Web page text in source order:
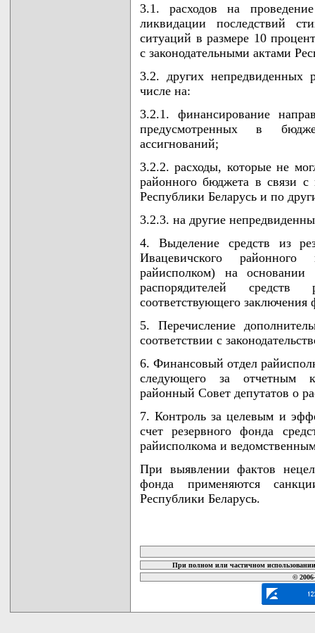
3.1. расходов на
ликвидации последствий
ситуаций в размере 10
с законодательными актами
3.2. других непредвиденных
числе на:
3.2.1. финансирование
предусмотренных в
ассигнований;
3.2.2. расходы, которые не
районного бюджета в связи с
Республики Беларусь и по
3.2.3. на другие
4. Выделение средств из
Ивацевичского
райисполком) на
распорядителей
соответствующего заключения
5. Перечисление
соответствии с
6. Финансовый отдел
следующего за отчетным
районный Совет депутатов о
7. Контроль за целевым и
счет резервного фонда
райисполкома и
При выявлении фактов
фонда применяются
Республики Беларусь.
При полном или частичном
©